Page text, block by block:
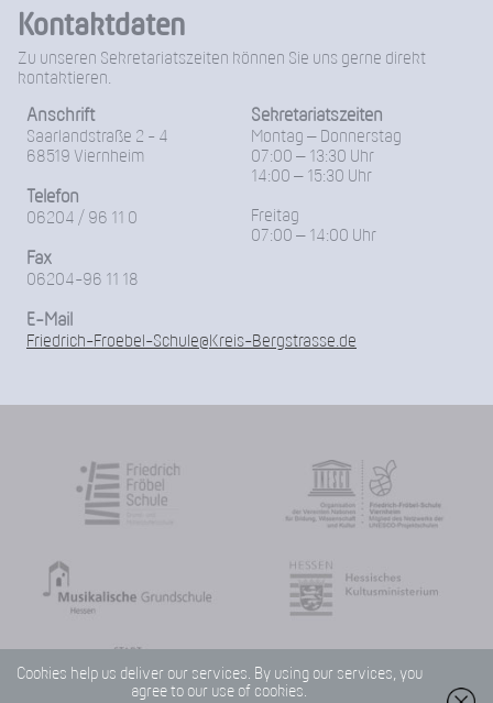
Kontaktdaten
Zu unseren Sekretariatszeiten können Sie uns gerne direkt
kontaktieren.
Anschrift
Saarlandstraße 2 - 4
68519 Viernheim
Telefon
06204 / 96 11 0
Fax
06204-96 11 18
Sekretariatszeiten
Montag – Donnerstag
07:00 – 13:30 Uhr
14:00 – 15:30 Uhr
Freitag
07:00 – 14:00 Uhr
E-Mail
Friedrich-Froebel-Schule@Kreis-Bergstrasse.de
Cookies help us deliver our services. By using our services, you
agree to our use of cookies.